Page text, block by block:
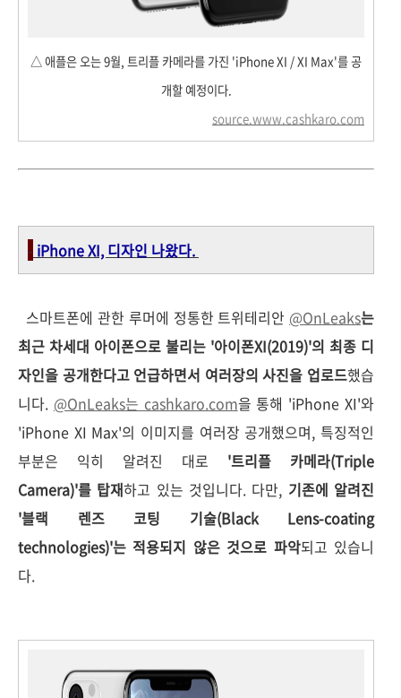
△ 애플은 오는 9월, 트리플 카메라를 가진 'iPhone XI / XI Max'를 공
개할 예정이다.
source.www.cashkaro.com
- iPhone XI, 디자인 나왔다.
스마트폰에 관한 루머에 정통한 트위테리안 @OnLeaks는
최근 차세대 아이폰으로 불리는 '아이폰XI(2019)'의 최종 디
자인을 공개한다고 언급하면서 여러장의 사진을 업로드했습
니다. @OnLeaks는 cashkaro.com을 통해 'iPhone XI'와
'iPhone XI Max'의 이미지를 여러장 공개했으며, 특징적인
부분은 익히 알려진 대로 '트리플 카메라(Triple
Camera)'를 탑재하고 있는 것입니다. 다만, 기존에 알려진
'블랙 렌즈 코팅 기술(Black Lens-coating
technologies)'는 적용되지 않은 것으로 파악되고 있습니
다.